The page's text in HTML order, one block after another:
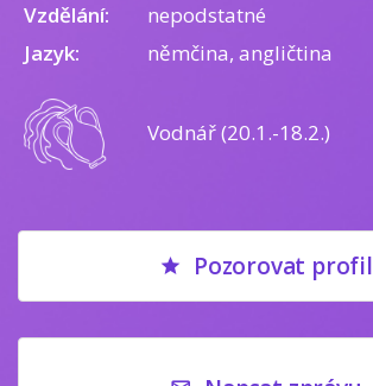
Vzdělání:
nepodstatné
Jazyk:
němčina, angličtina
Vodnář (20.1.-18.2.)
Pozorovat profil